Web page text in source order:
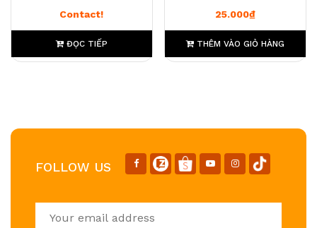
Contact!
ĐỌC TIẾP
25.000₫
THÊM VÀO GIỎ HÀNG
FOLLOW US